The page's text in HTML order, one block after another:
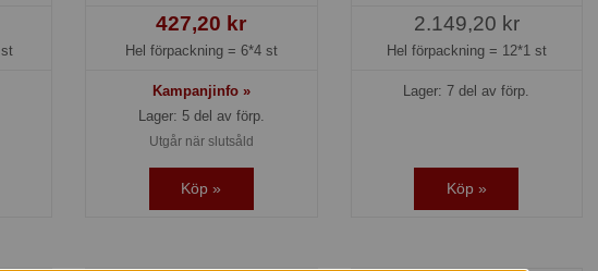
427,20 kr
Hel förpackning = 6*4 st
Kampanjinfo »
Lager: 5 del av förp.
Utgår när slutsåld
Köp »
2.149,20 kr
Hel förpackning = 12*1 st
Lager: 7 del av förp.
Köp »